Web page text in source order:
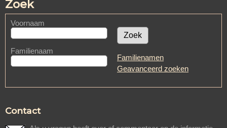
Zoek
Voornaam
Familienaam
Familienamen
Geavanceerd zoeken
Contact